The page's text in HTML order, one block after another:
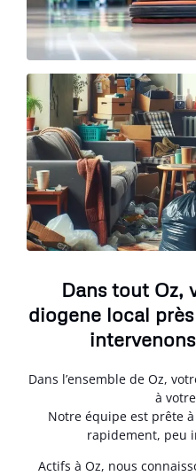
Dans tout Oz,
diogene local
Dans l’ensemble de Oz,
à
Notre équipe est prête
rapidement, peu
Actifs à Oz, nous